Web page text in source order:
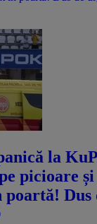
la
picioare
Dus